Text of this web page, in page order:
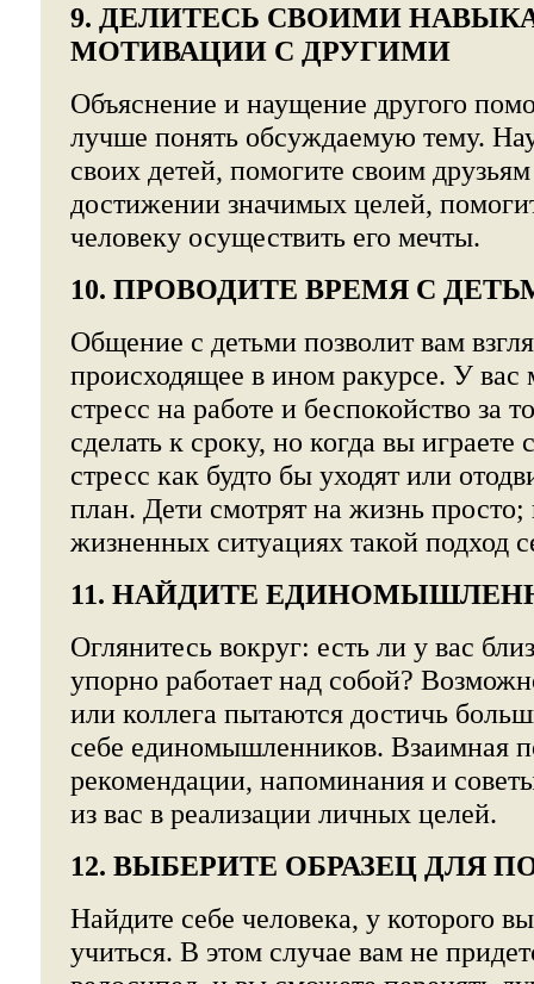
9. ДЕЛИТЕСЬ СВОИМИ
МОТИВАЦИИ С ДРУГИМИ
Объяснение и наущение другого
лучше понять обсуждаемую тему.
своих детей, помогите своим
достижении значимых целей,
человеку осуществить его мечты.
10. ПРОВОДИТЕ ВРЕМЯ С
Общение с детьми позволит вам
происходящее в ином ракурсе. У
стресс на работе и беспокойство за
сделать к сроку, но когда вы играете
стресс как будто бы уходят или
план. Дети смотрят на жизнь
жизненных ситуациях такой подход
11. НАЙДИТЕ
Оглянитесь вокруг: есть ли у вас
упорно работает над собой?
или коллега пытаются достичь
себе единомышленников. Взаимная
рекомендации, напоминания и
из вас в реализации личных целей.
12. ВЫБЕРИТЕ ОБРАЗЕЦ ДЛЯ
Найдите себе человека, у которого
учиться. В этом случае вам не